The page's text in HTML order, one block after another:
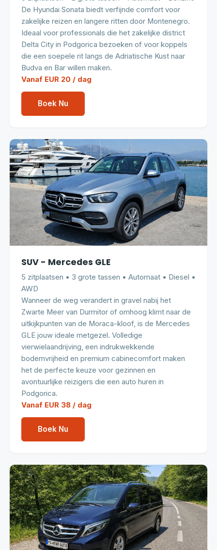
De Hyundai Sonata biedt verfijnde comfort voor
zakelijke reizen en langere ritten door Montenegro.
Ideaal voor professionals die het zakelijke district
Delta City in Podgorica bezoeken of voor koppels
die een soepele rit langs de Adriatische Kust naar
Budva en Bar willen maken.
Vanaf EUR 20 / dag
Boek Nu
SUV - Mercedes GLE
5 zitplaatsen • 3 grote tassen • Automaat • Diesel •
AWD
Wanneer de weg verandert in gravel nabij het
Zwarte Meer van Durmitor of omhoog klimt naar de
uitkijkpunten van de Moraca-kloof, is de Mercedes
GLE jouw ideale metgezel. Volledige
vierwielaandrijving, een indrukwekkende
bodemvrijheid en premium cabinecomfort maken
het de perfecte keuze voor gezinnen en
avontuurlijke reizigers die een auto huren in
Podgorica.
Vanaf EUR 38 / dag
Boek Nu